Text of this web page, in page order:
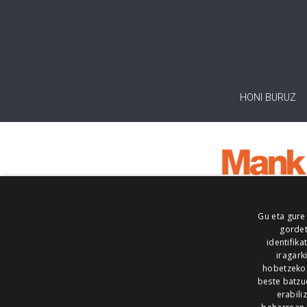
HONI BURUZ
Gu eta
hobetzeko.
beste